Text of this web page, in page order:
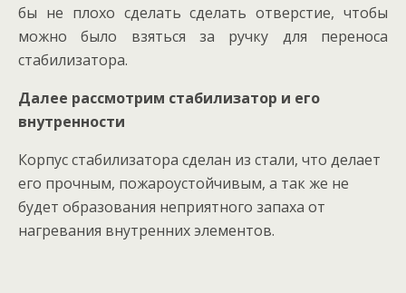
бы не плохо сделать сделать отверстие, чтобы
можно было взяться за ручку для переноса
стабилизатора.
Далее рассмотрим стабилизатор и его
внутренности
Корпус стабилизатора сделан из стали, что делает
его прочным, пожароустойчивым, а так же не
будет образования неприятного запаха от
нагревания внутренних элементов.